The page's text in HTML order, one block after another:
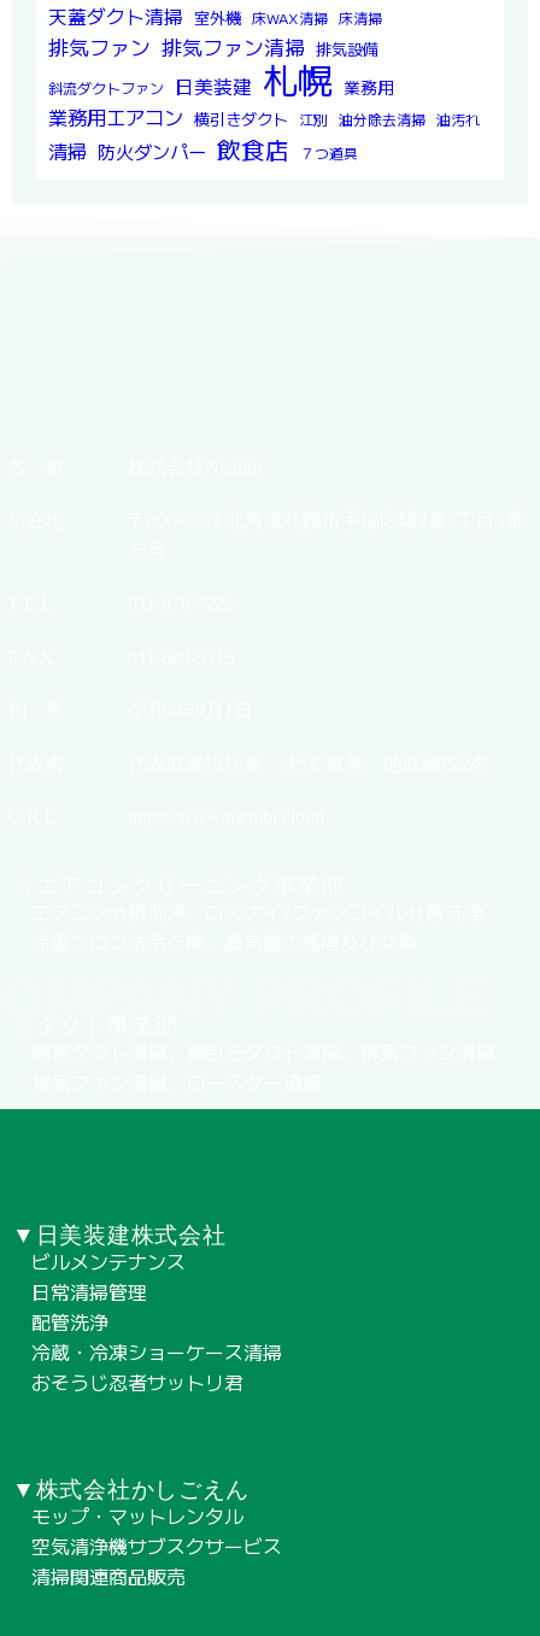
天蓋ダクト清掃 室外機 床WAX清掃 床清掃
排気ファン 排気ファン清掃 排気設備
斜流ダクトファン 日美装建 札幌 業務用
業務用エアコン 横引きダクト 江別 油分除去清掃 油汚れ
清掃 防火ダンパー 飲食店 ７つ道具
▼日美装建株式会社
ビルメンテナンス
日常清掃管理
配管洗浄
冷蔵・冷凍ショーケース清掃
おそうじ忍者サットリ君
▼株式会社かしごえん
モップ・マットレンタル
空気清浄機サブスクサービス
清掃関連商品販売